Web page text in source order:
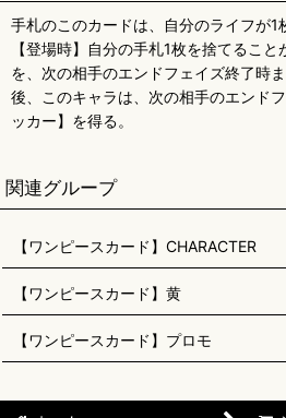
手札のこのカードは、自分のライフが1
【登場時】自分の手札1枚を捨てるこ
を、次の相手のエンドフェイズ終了時
後、このキャラは、次の相手のエンド
ッカー】を得る。
関連グループ
【ワンピースカード】CHARACTER
【ワンピースカード】黄
【ワンピースカード】プロモ